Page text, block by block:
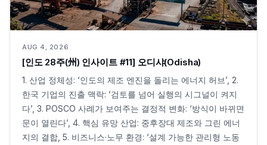
AUG 4, 2026
[인도 28주(州) 인사이트 #11] 오디샤(Odisha)
1. 산업 정체성: ‘인도의 제조 엔진을 돌리는 에너지 허브’, 2.
한국 기업의 진출 맥락: ‘검토를 넘어 실행의 시그널이 켜지
다’, 3. POSCO 사례가 보여주는 결정적 변화: ‘방식이 바뀌면
문이 열린다’, 4. 핵심 유망 산업: 중후장대 제조와 그린 에너
지의 결합, 5. 비즈니스·노무 환경: ‘설계 가능한 관리형 노동